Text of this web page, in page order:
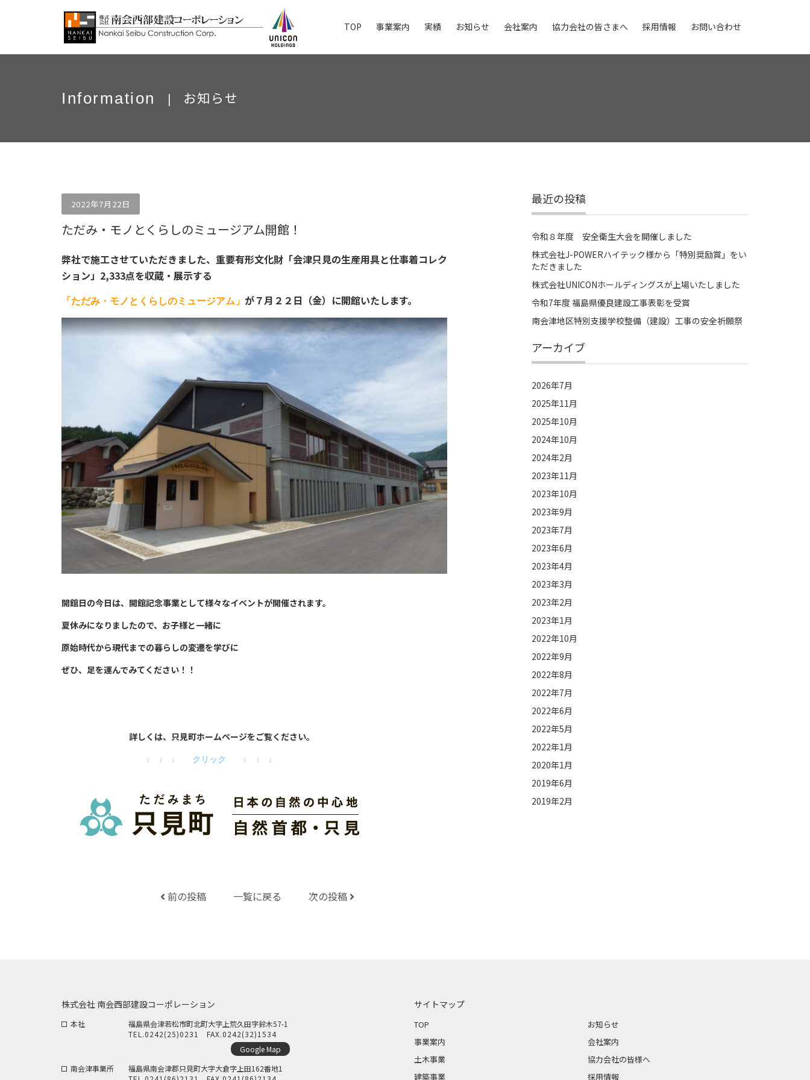
TOP 事業案内 実績 お知らせ 会社案内 協力会社の皆さまへ 採用情報 お問い合わせ
Information | お知らせ
2022年7月22日
ただみ・モノとくらしのミュージアム開館！
弊社で施工させていただきました、重要有形文化財「会津只見の生産用具と仕事着コレク
ション」2,333点を収蔵・展示する
「ただみ・モノとくらしのミュージアム」 が７月２２日（金）に開館いたします。
開館日の今日は、開館記念事業として様々なイベントが開催されます。
夏休みになりましたので、お子様と一緒に
原始時代から現代までの暮らしの変遷を学びに
ぜひ、足を運んでみてください！！
詳しくは、只見町ホームページをご覧ください。
↓ ↓ ↓ クリック ↓ ↓ ↓
前の投稿 一覧に戻る 次の投稿
最近の投稿
令和８年度 安全衛生大会を開催しました
株式会社J-POWERハイテック様から「特別奨励賞」をい
ただきました
株式会社UNICONホールディングスが上場いたしました
令和7年度 福島県優良建設工事表彰を受賞
南会津地区特別支援学校整備（建設）工事の安全祈願祭
アーカイブ
2026年7月
2025年11月
2025年10月
2024年10月
2024年2月
2023年11月
2023年10月
2023年9月
2023年7月
2023年6月
2023年4月
2023年3月
2023年2月
2023年1月
2022年10月
2022年9月
2022年8月
2022年7月
2022年6月
2022年5月
2022年1月
2020年1月
2019年6月
2019年2月
株式会社 南会西部建設コーポレーション
本社
福島県会津若松市町北町大字上荒久田字鈴木57-1
TEL.0242(25)0231
FAX.0242(32)1534
Google Map
南会津事業所
福島県南会津郡只見町大字大倉字上田162番地1
サイトマップ
TOP
事業案内
土木事業
建築事業
お知らせ
会社案内
協力会社の皆様へ
採用情報